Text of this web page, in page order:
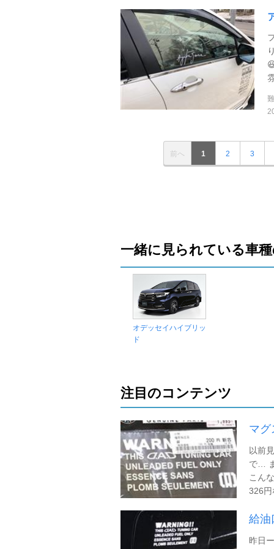
前へ 1 2 3
一緒に見られている車
オデッセイハイブリッ
ド
注目のコンテンツ
マグ
以前
で…
こん
326
給油
昨日